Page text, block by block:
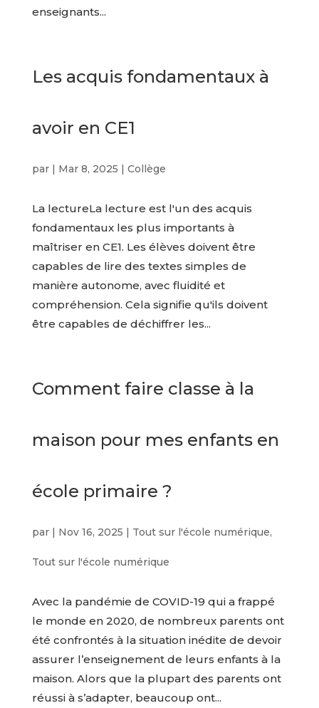
enseignants...
Les acquis fondamentaux à
avoir en CE1
par | Mar 8, 2025 | Collège
La lectureLa lecture est l'un des acquis
fondamentaux les plus importants à
maîtriser en CE1. Les élèves doivent être
capables de lire des textes simples de
manière autonome, avec fluidité et
compréhension. Cela signifie qu'ils doivent
être capables de déchiffrer les...
Comment faire classe à la
maison pour mes enfants en
école primaire ?
par | Nov 16, 2025 | Tout sur l'école numérique,
Tout sur l'école numérique
Avec la pandémie de COVID-19 qui a frappé
le monde en 2020, de nombreux parents ont
été confrontés à la situation inédite de devoir
assurer l’enseignement de leurs enfants à la
maison. Alors que la plupart des parents ont
réussi à s’adapter, beaucoup ont...